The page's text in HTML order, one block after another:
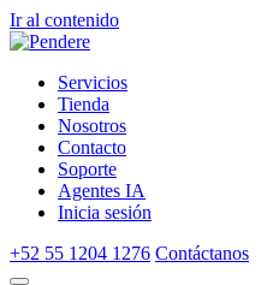
Ir al contenido
Servicios
Tienda
Nosotros
Contacto
Soporte
Agentes IA
Inicia sesión
+52 55 1204 1276 Contáctanos